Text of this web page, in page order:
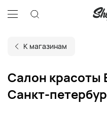
К магазинам
Салон красоты
Санкт-